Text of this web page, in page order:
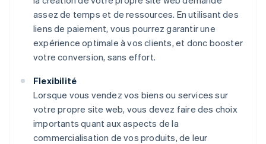
assez de temps et de ressources. En utilisant des
liens de paiement, vous pourrez garantir une
expérience optimale à vos clients, et donc booster
votre conversion, sans effort.
Flexibilité
Lorsque vous vendez vos biens ou services sur
votre propre site web, vous devez faire des choix
importants quant aux aspects de la
commercialisation de vos produits, de leur